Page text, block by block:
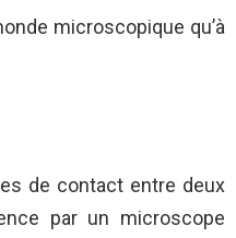
microscopique qu’à
de contact entre deux
par un microscope